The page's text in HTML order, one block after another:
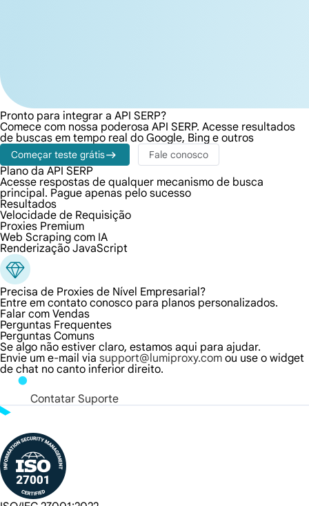
Pronto para integrar a API SERP?
Comece com nossa poderosa API SERP. Acesse resultados
de buscas em tempo real do Google, Bing e outros
Começar teste grátis Fale conosco
Plano da API SERP
Acesse respostas de qualquer mecanismo de busca
principal. Pague apenas pelo sucesso
Resultados
Velocidade de Requisição
Proxies Premium
Web Scraping com IA
Renderização JavaScript
Precisa de Proxies de Nível Empresarial?
Entre em contato conosco para planos personalizados.
Falar com Vendas
Perguntas Frequentes
Perguntas Comuns
Se algo não estiver claro, estamos aqui para ajudar.
Envie um e-mail via support@lumiproxy.com ou use o widget
de chat no canto inferior direito.
Contatar Suporte